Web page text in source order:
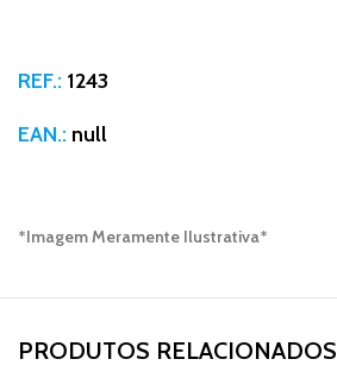
REF.: 1243
EAN.: null
*Imagem Meramente Ilustrativa*
PRODUTOS RELACIONADOS​